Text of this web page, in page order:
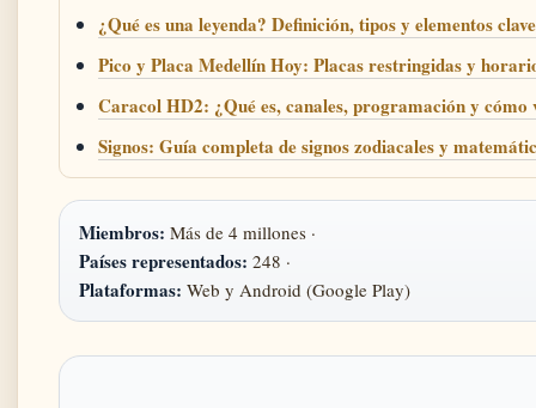
¿Qué es una leyenda? Definición, tipos y elementos clave
Pico y Placa Medellín Hoy: Placas restringidas y
Caracol HD2: ¿Qué es, canales, programación y cómo
Signos: Guía completa de signos zodiacales y
Miembros: Más de 4 millones ·
Países representados: 248 ·
Plataformas: Web y Android (Google Play)